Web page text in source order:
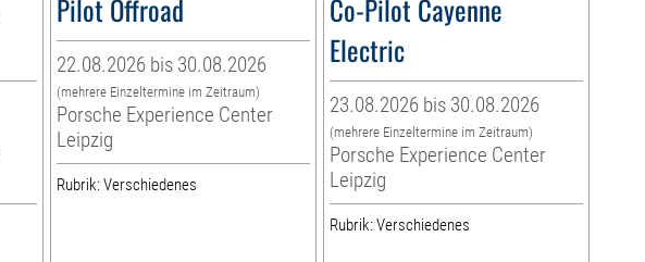
Pilot Offroad
22.08.2026 bis 30.08.2026
(mehrere Einzeltermine im Zeitraum)
Porsche Experience Center
Leipzig
Rubrik: Verschiedenes
Co-Pilot Cayenne
Electric
23.08.2026 bis 30.08.2026
(mehrere Einzeltermine im Zeitraum)
Porsche Experience Center
Leipzig
Rubrik: Verschiedenes